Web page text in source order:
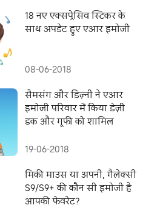
18 नए एक्सप्रेसिव स्टिकर के
साथ अपडेट हुए एआर इमोजी
08-06-2018
सैमसंग और डिज़्नी ने एआर
इमोजी परिवार में किया डेज़ी
डक और गूफी को शामिल
19-06-2018
मिकी माउस या अपनी, गैलेक्सी
S9/S9+ की कौन सी इमोजी है
आपकी फेवरेट?